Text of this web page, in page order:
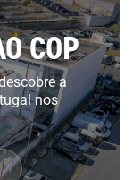
COP
a
nos